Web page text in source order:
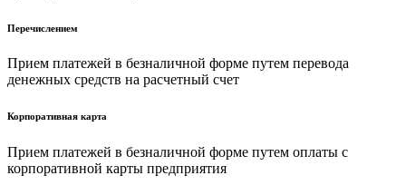
Перечислением
Прием платежей в безналичной форме путем перевода
денежных средств на расчетный счет
Корпоративная карта
Прием платежей в безналичной форме путем оплаты с
корпоративной карты предприятия